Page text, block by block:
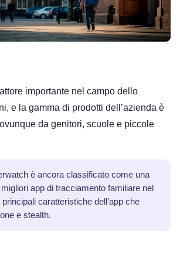
importante nel campo dello
e la gamma di prodotti dell’azienda è
da genitori, scuole e piccole
è ancora classificato come una
app di tracciamento familiare nel
caratteristiche dell’app che
e stealth.